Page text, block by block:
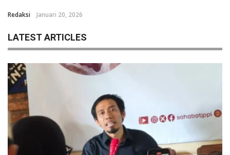
Redaksi Januari 20, 2026
LATEST ARTICLES